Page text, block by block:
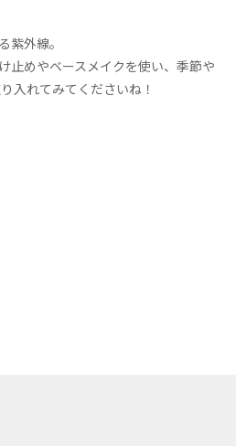
紫外線。
止めやベースメイクを使い、季節や
入れてみてくださいね！